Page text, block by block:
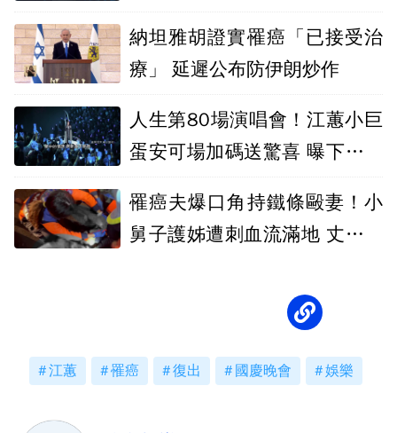
納坦雅胡證實罹癌「已接受治
療」 延遲公布防伊朗炒作
人生第80場演唱會！江蕙小巨
蛋安可場加碼送驚喜 曝下一步
罹癌夫爆口角持鐵條毆妻！小
舅子護姊遭刺血流滿地 丈夫自
江蕙 罹癌 復出 國慶晚會 娛樂